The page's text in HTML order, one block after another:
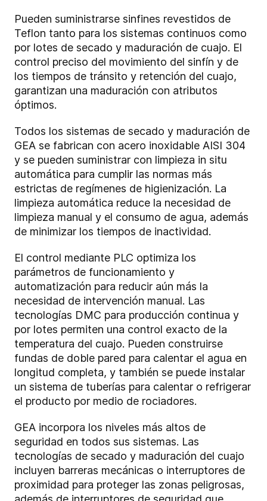
Pueden suministrarse sinfines revestidos de
Teflon tanto para los sistemas continuos como
por lotes de secado y maduración de cuajo. El
control preciso del movimiento del sinfín y de
los tiempos de tránsito y retención del cuajo,
garantizan una maduración con atributos
óptimos.
Todos los sistemas de secado y maduración de
GEA se fabrican con acero inoxidable AISI 304
y se pueden suministrar con limpieza in situ
automática para cumplir las normas más
estrictas de regímenes de higienización. La
limpieza automática reduce la necesidad de
limpieza manual y el consumo de agua, además
de minimizar los tiempos de inactividad.
El control mediante PLC optimiza los
parámetros de funcionamiento y
automatización para reducir aún más la
necesidad de intervención manual. Las
tecnologías DMC para producción continua y
por lotes permiten una control exacto de la
temperatura del cuajo. Pueden construirse
fundas de doble pared para calentar el agua en
longitud completa, y también se puede instalar
un sistema de tuberías para calentar o refrigerar
el producto por medio de rociadores.
GEA incorpora los niveles más altos de
seguridad en todos sus sistemas. Las
tecnologías de secado y maduración del cuajo
incluyen barreras mecánicas o interruptores de
proximidad para proteger las zonas peligrosas,